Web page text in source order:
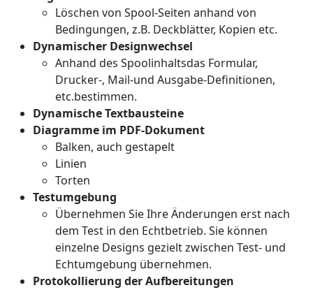
Löschen von Spool-Seiten anhand von
Bedingungen, z.B. Deckblätter, Kopien etc.
Dynamischer Designwechsel
Anhand des Spoolinhaltsdas Formular,
Drucker-, Mail-und Ausgabe-Definitionen,
etc.bestimmen.
Dynamische Textbausteine
Diagramme im PDF-Dokument
Balken, auch gestapelt
Linien
Torten
Testumgebung
Übernehmen Sie Ihre Änderungen erst nach
dem Test in den Echtbetrieb. Sie können
einzelne Designs gezielt zwischen Test- und
Echtumgebung übernehmen.
Protokollierung der Aufbereitungen